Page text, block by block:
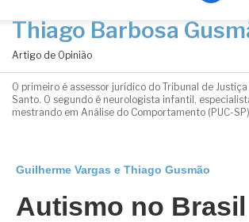
Thiago Barbosa
Artigo de Opinião
O primeiro é assessor jurídico do Tribunal de
Santo. O segundo é neurologista infantil,
mestrando em Análise do Comportamento (PUC-SP)
Guilherme Vargas e Thiago Gusmão
Autismo no Brasil